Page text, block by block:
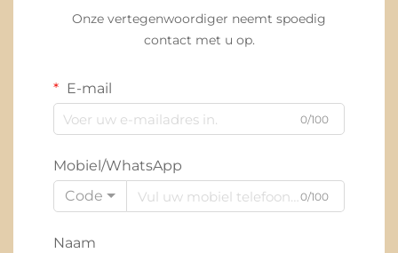
Onze vertegenwoordiger neemt spoedig
contact met u op.
E-mail
0/100
Mobiel/WhatsApp
Code
0/100
Naam